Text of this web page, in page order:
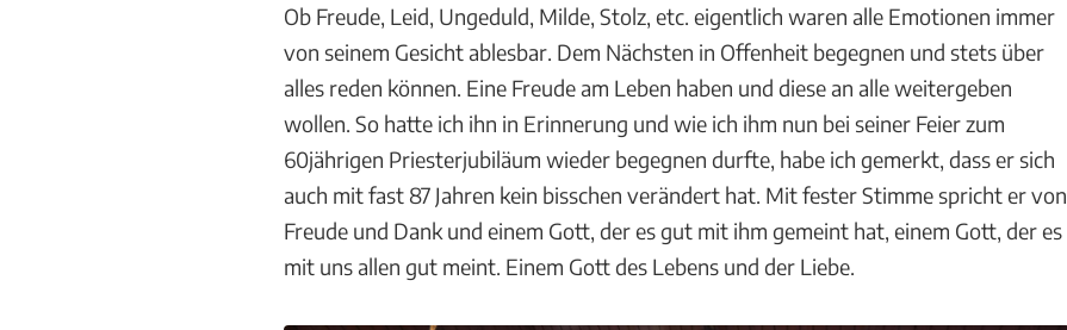
Ob Freude, Leid, Ungeduld, Milde, Stolz, etc. eigentlich waren alle Emotionen immer
von seinem Gesicht ablesbar. Dem Nächsten in Offenheit begegnen und stets über
alles reden können. Eine Freude am Leben haben und diese an alle weitergeben
wollen. So hatte ich ihn in Erinnerung und wie ich ihm nun bei seiner Feier zum
60jährigen Priesterjubiläum wieder begegnen durfte, habe ich gemerkt, dass er sich
auch mit fast 87 Jahren kein bisschen verändert hat. Mit fester Stimme spricht er von
Freude und Dank und einem Gott, der es gut mit ihm gemeint hat, einem Gott, der es
mit uns allen gut meint. Einem Gott des Lebens und der Liebe.